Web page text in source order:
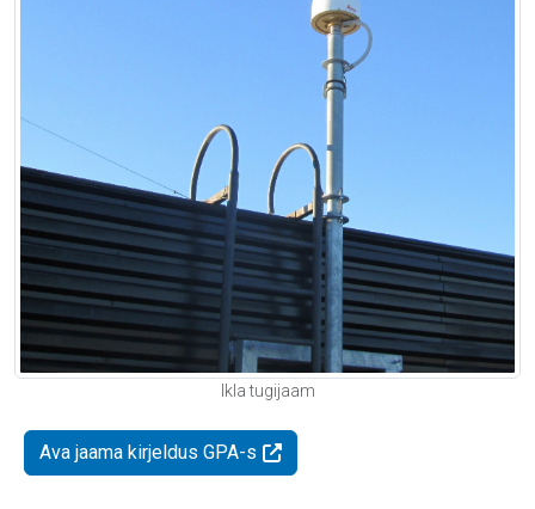
Ikla tugijaam
Ava jaama kirjeldus GPA-s